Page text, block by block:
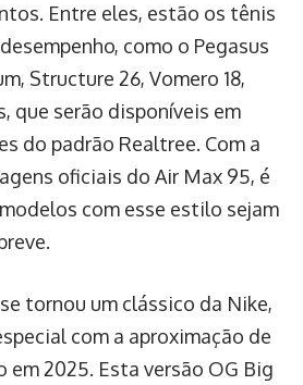
Entre eles, estão os tênis
como o Pegasus
Structure 26, Vomero 18,
que serão disponíveis em
do padrão Realtree. Com a
oficiais do Air Max 95, é
com esse estilo sejam
tornou um clássico da Nike,
com a aproximação de
em 2025. Esta versão OG Big